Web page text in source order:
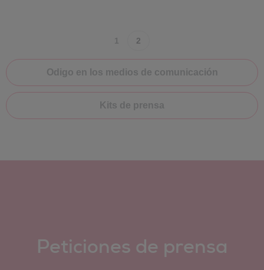
Odigo en los medios de comunicación
Kits de prensa
1 2
Peticiones de prensa